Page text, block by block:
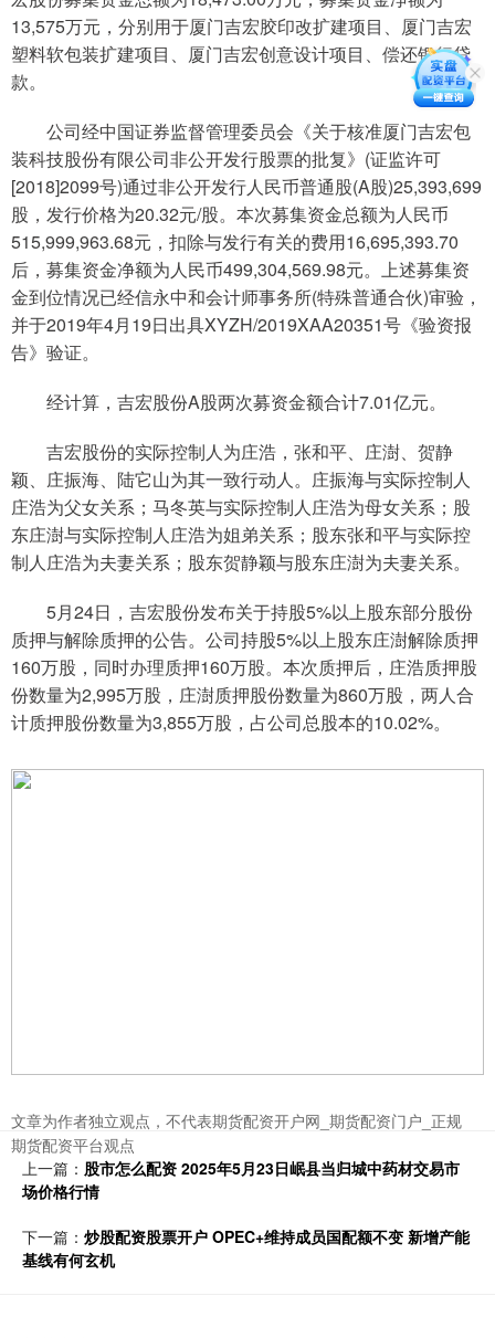
13,575万元，分别用于厦门吉宏胶印改扩建项目、厦门吉宏
塑料软包装扩建项目、厦门吉宏创意设计项目、偿还银行贷
款。
公司经中国证券监督管理委员会《关于核准厦门吉宏包
装科技股份有限公司非公开发行股票的批复》(证监许可
[2018]2099号)通过非公开发行人民币普通股(A股)25,393,699
股，发行价格为20.32元/股。本次募集资金总额为人民币
515,999,963.68元，扣除与发行有关的费用16,695,393.70
后，募集资金净额为人民币499,304,569.98元。上述募集资
金到位情况已经信永中和会计师事务所(特殊普通合伙)审验，
并于2019年4月19日出具XYZH/2019XAA20351号《验资报
告》验证。
经计算，吉宏股份A股两次募资金额合计7.01亿元。
吉宏股份的实际控制人为庄浩，张和平、庄澍、贺静
颖、庄振海、陆它山为其一致行动人。庄振海与实际控制人
庄浩为父女关系；马冬英与实际控制人庄浩为母女关系；股
东庄澍与实际控制人庄浩为姐弟关系；股东张和平与实际控
制人庄浩为夫妻关系；股东贺静颖与股东庄澍为夫妻关系。
5月24日，吉宏股份发布关于持股5%以上股东部分股份
质押与解除质押的公告。公司持股5%以上股东庄澍解除质押
160万股，同时办理质押160万股。本次质押后，庄浩质押股
份数量为2,995万股，庄澍质押股份数量为860万股，两人合
计质押股份数量为3,855万股，占公司总股本的10.02%。
文章为作者独立观点，不代表期货配资开户网_期货配资门户_正规
期货配资平台观点
上一篇： 股市怎么配资 2025年5月23日岷县当归城中药材交易市
场价格行情
下一篇： 炒股配资股票开户 OPEC+维持成员国配额不变 新增产能
基线有何玄机